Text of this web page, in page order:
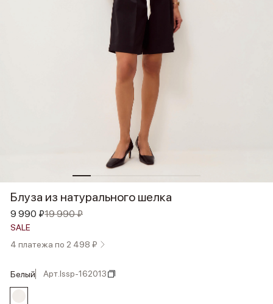
Блуза из натурального шелка
9 990 ₽19 990 ₽
SALE
4 платежа по 2 498 ₽
белый Арт.lssp-162013